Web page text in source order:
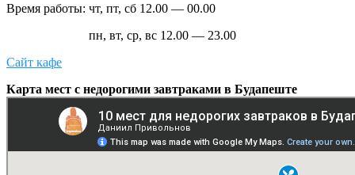
Время работы: чт, пт, сб 12.00 — 00.00
пн, вт, ср, вс 12.00 — 23.00
Сайт кафе
Карта мест с недорогими завтраками в Будапеште